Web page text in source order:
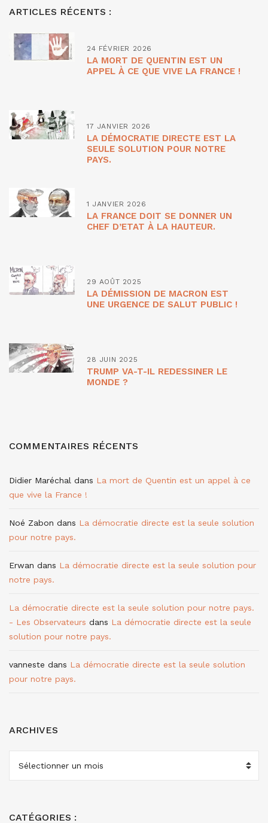
ARTICLES RÉCENTS :
24 FÉVRIER 2026
LA MORT DE QUENTIN EST UN
APPEL À CE QUE VIVE LA FRANCE !
17 JANVIER 2026
LA DÉMOCRATIE DIRECTE EST LA
SEULE SOLUTION POUR NOTRE
PAYS.
1 JANVIER 2026
LA FRANCE DOIT SE DONNER UN
CHEF D’ETAT À LA HAUTEUR.
29 AOÛT 2025
LA DÉMISSION DE MACRON EST
UNE URGENCE DE SALUT PUBLIC !
28 JUIN 2025
TRUMP VA-T-IL REDESSINER LE
MONDE ?
COMMENTAIRES RÉCENTS
Didier Maréchal dans La mort de Quentin est un appel à ce
que vive la France !
Noé Zabon dans La démocratie directe est la seule solution
pour notre pays.
Erwan dans La démocratie directe est la seule solution pour
notre pays.
La démocratie directe est la seule solution pour notre pays.
- Les Observateurs dans La démocratie directe est la seule
solution pour notre pays.
vanneste dans La démocratie directe est la seule solution
pour notre pays.
ARCHIVES
CATÉGORIES :